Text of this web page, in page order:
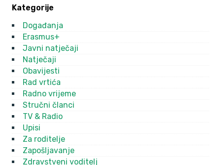
Kategorije
Događanja
Erasmus+
Javni natječaji
Natječaji
Obavijesti
Rad vrtića
Radno vrijeme
Stručni članci
TV & Radio
Upisi
Za roditelje
Zapošljavanje
Zdravstveni voditelj